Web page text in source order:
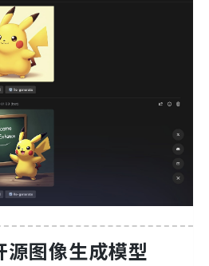
图像生成模型